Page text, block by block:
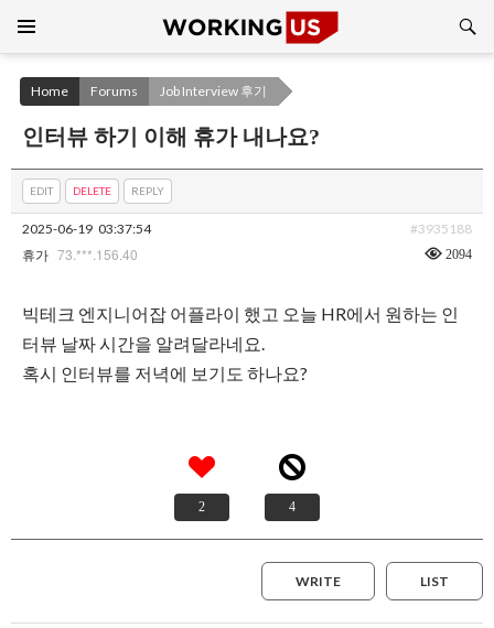
CONTENT
Home Forums Job Interview 후기
인터뷰 하기 이해 휴가 내나요?
EDIT DELETE REPLY
2025-06-19 03:37:54 #3935188
휴가 73.***.156.40 2094
빅테크 엔지니어잡 어플라이 했고 오늘 HR에서 원하는 인
터뷰 날짜 시간을 알려달라네요.
혹시 인터뷰를 저녁에 보기도 하나요?
2 4
LIST
WRITE